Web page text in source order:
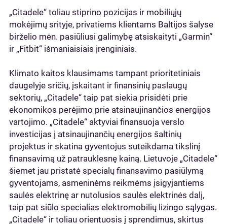
„Citadele“ toliau stiprino pozicijas ir mobiliųjų
mokėjimų srityje, privatiems klientams Baltijos šalyse
birželio mėn. pasiūliusi galimybę atsiskaityti „Garmin“
ir „Fitbit“ išmaniaisiais įrenginiais.
Klimato kaitos klausimams tampant prioritetiniais
daugelyje sričių, įskaitant ir finansinių paslaugų
sektorių, „Citadele“ taip pat siekia prisidėti prie
ekonomikos perėjimo prie atsinaujinančios energijos
vartojimo. „Citadele“ aktyviai finansuoja verslo
investicijas į atsinaujinančių energijos šaltinių
projektus ir skatina gyventojus suteikdama tikslinį
finansavimą už patrauklesnę kainą. Lietuvoje „Citadele“
šiemet jau pristatė specialų finansavimo pasiūlymą
gyventojams, asmeninėms reikmėms įsigyjantiems
saulės elektrinę ar nutolusios saulės elektrinės dalį,
taip pat siūlo specialias elektromobilių lizingo sąlygas.
„Citadele“ ir toliau orientuosis į sprendimus, skirtus